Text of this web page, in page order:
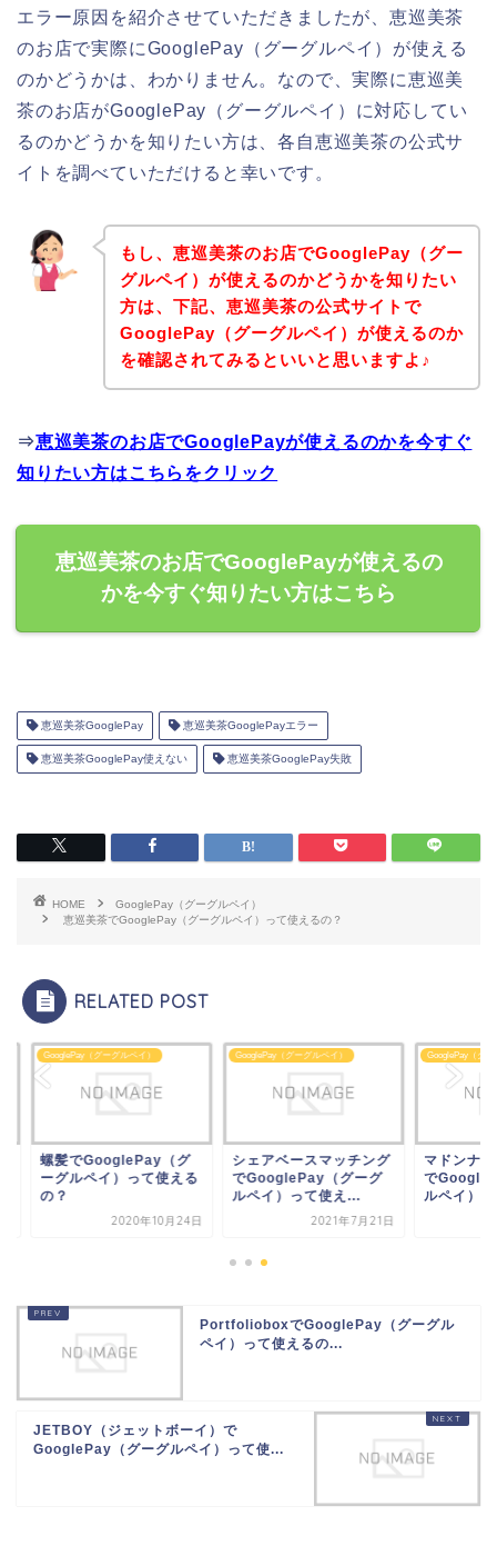
エラー原因を紹介させていただきましたが、恵巡美茶
のお店で実際にGooglePay（グーグルペイ）が使える
のかどうかは、わかりません。なので、実際に恵巡美
茶のお店がGooglePay（グーグルペイ）に対応してい
るのかどうかを知りたい方は、各自恵巡美茶の公式サ
イトを調べていただけると幸いです。
もし、恵巡美茶のお店でGooglePay（グー
グルペイ）が使えるのかどうかを知りたい
方は、下記、恵巡美茶の公式サイトで
GooglePay（グーグルペイ）が使えるのか
を確認されてみるといいと思いますよ♪
⇒恵巡美茶のお店でGooglePayが使えるのかを今すぐ
知りたい方はこちらをクリック
恵巡美茶のお店でGooglePayが使えるの
かを今すぐ知りたい方はこちら
恵巡美茶GooglePay 恵巡美茶GooglePayエラー
恵巡美茶GooglePay使えない 恵巡美茶GooglePay失敗
HOME
GooglePay（グーグルペイ）
恵巡美茶でGooglePay（グーグルペイ）って使えるの？
RELATED POST
（グーグルペイ）
でGooglePay（グ
ルペイ）って使える
2020年10月24日
GooglePay（グーグルペイ）
シェアベースマッチング
でGooglePay（グーグ
ルペイ）って使え...
2021年7月21日
GooglePay（グーグルペイ）
マドンナリリ ヘアオ
でGooglePay（グ
ルペイ）って使...
PortfolioboxでGooglePay（グーグル
ペイ）って使えるの...
JETBOY（ジェットボーイ）で
GooglePay（グーグルペイ）って使...